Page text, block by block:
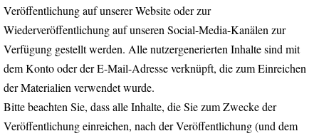
Veröffentlichung auf unserer Website oder zur
Wiederveröffentlichung auf unseren Social-Media-Kanälen zur
Verfügung gestellt werden. Alle nutzergenerierten Inhalte sind mit
dem Konto oder der E-Mail-Adresse verknüpft, die zum Einreichen
der Materialien verwendet wurde.
Bitte beachten Sie, dass alle Inhalte, die Sie zum Zwecke der
Veröffentlichung einreichen, nach der Veröffentlichung (und dem